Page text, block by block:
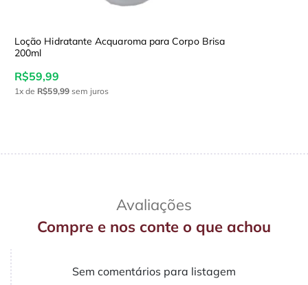
Loção Hidratante Acquaroma para Corpo Brisa
200ml
R$59,99
1x de R$59,99sem juros
Avaliações
Compre e nos conte o que achou
Sem comentários para listagem